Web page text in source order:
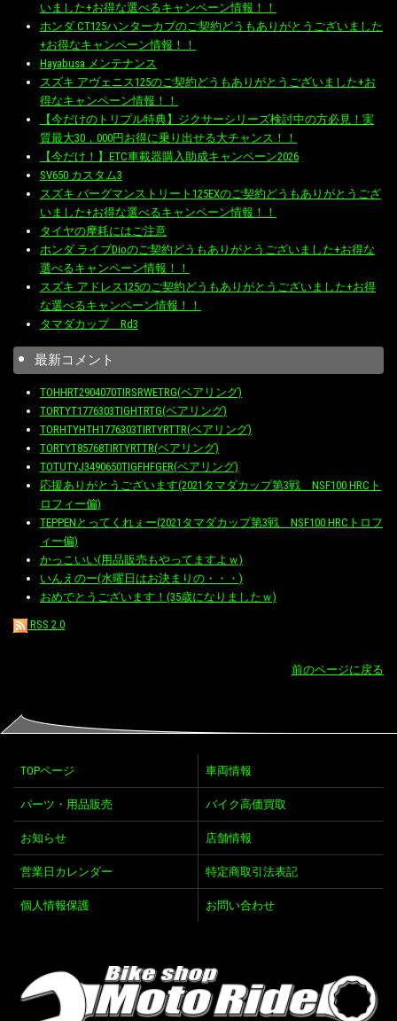
いました+お得な選べるキャンペーン情報！！
ホンダ CT125ハンターカブのご契約どうもありがとうございました
+お得なキャンペーン情報！！
Hayabusa メンテナンス
スズキ アヴェニス125のご契約どうもありがとうございました+お
得なキャンペーン情報！！
【今だけのトリプル特典】ジクサーシリーズ検討中の方必見！実
質最大30，000円お得に乗り出せる大チャンス！！
【今だけ！】ETC車載器購入助成キャンペーン2026
SV650 カスタム3
スズキ バーグマンストリート125EXのご契約どうもありがとうござ
いました+お得な選べるキャンペーン情報！！
タイヤの摩耗にはご注意
ホンダ ライブDioのご契約どうもありがとうございました+お得な
選べるキャンペーン情報！！
スズキ アドレス125のご契約どうもありがとうございました+お得
な選べるキャンペーン情報！！
タマダカップ Rd3
最新コメント
TOHHRT2904070TIRSRWETRG(ベアリング)
TORTYT1776303TIGHTRTG(ベアリング)
TORHTYHTH1776303TIRTYRTTR(ベアリング)
TORTYT85768TIRTYRTTR(ベアリング)
TOTUTYJ3490650TIGFHFGER(ベアリング)
応援ありがとうございます(2021タマダカップ第3戦 NSF100 HRCト
ロフィー偏)
TEPPENとってくれぇー(2021タマダカップ第3戦 NSF100 HRCトロフ
ィー偏)
かっこいい(用品販売もやってますよｗ)
いんえのー(水曜日はお決まりの・・・)
おめでとうございます！(35歳になりましたｗ)
RSS 2.0
前のページに戻る
TOPページ 車両情報
パーツ・用品販売 バイク高価買取
お知らせ 店舗情報
営業日カレンダー 特定商取引法表記
個人情報保護 お問い合わせ